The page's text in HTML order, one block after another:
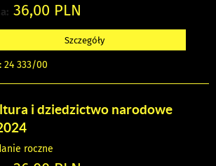
36,00 PLN
Szczegóły
24 333/00
i dziedzictwo narodowe
roczne